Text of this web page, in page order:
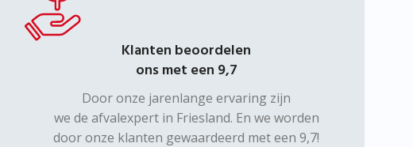
Klanten beoordelen
ons met een 9,7
Door onze jarenlange ervaring zijn
we de afvalexpert in Friesland. En we worden
door onze klanten gewaardeerd met een 9,7!